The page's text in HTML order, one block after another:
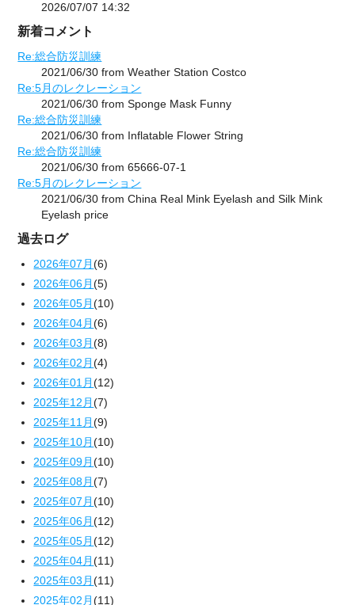
2026/07/07 14:32
新着コメント
Re:総合防災訓練
2021/06/30 from Weather Station Costco
Re:5月のレクレーション
2021/06/30 from Sponge Mask Funny
Re:総合防災訓練
2021/06/30 from Inflatable Flower String
Re:総合防災訓練
2021/06/30 from 65666-07-1
Re:5月のレクレーション
2021/06/30 from China Real Mink Eyelash and Silk Mink
Eyelash price
過去ログ
2026年07月(6)
2026年06月(5)
2026年05月(10)
2026年04月(6)
2026年03月(8)
2026年02月(4)
2026年01月(12)
2025年12月(7)
2025年11月(9)
2025年10月(10)
2025年09月(10)
2025年08月(7)
2025年07月(10)
2025年06月(12)
2025年05月(12)
2025年04月(11)
2025年03月(11)
2025年02月(11)